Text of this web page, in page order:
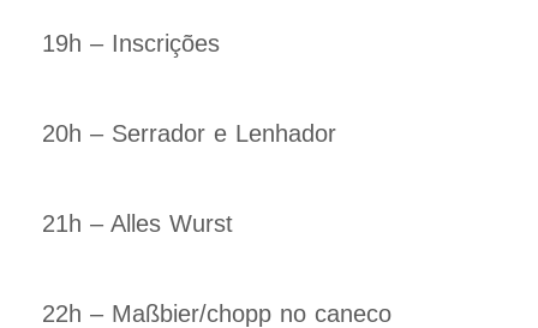
19h – Inscrições
20h – Serrador e Lenhador
21h – Alles Wurst
22h – Maßbier/chopp no caneco